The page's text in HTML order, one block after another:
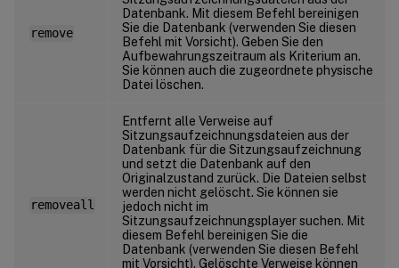
remove
Datenbank. Mit diesem Befehl bereinigen
Sie die Datenbank (verwenden Sie diesen
Befehl mit Vorsicht). Geben Sie den
Aufbewahrungszeitraum als Kriterium an.
Sie können auch die zugeordnete physische
Datei löschen.
removeall
Entfernt alle Verweise auf
Sitzungsaufzeichnungsdateien aus der
Datenbank für die Sitzungsaufzeichnung
und setzt die Datenbank auf den
Originalzustand zurück. Die Dateien selbst
werden nicht gelöscht. Sie können sie
jedoch nicht im
Sitzungsaufzeichnungsplayer suchen. Mit
diesem Befehl bereinigen Sie die
Datenbank (verwenden Sie diesen Befehl
mit Vorsicht). Gelöschte Verweise können